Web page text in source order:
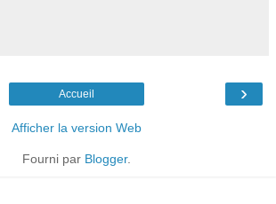
›
Accueil
Afficher la version Web
Fourni par Blogger.